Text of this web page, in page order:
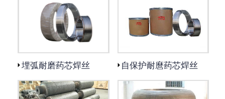
业绩展示
厂区展示
联系我们
埋弧耐磨药芯焊丝 自保护耐麿药芯焊丝